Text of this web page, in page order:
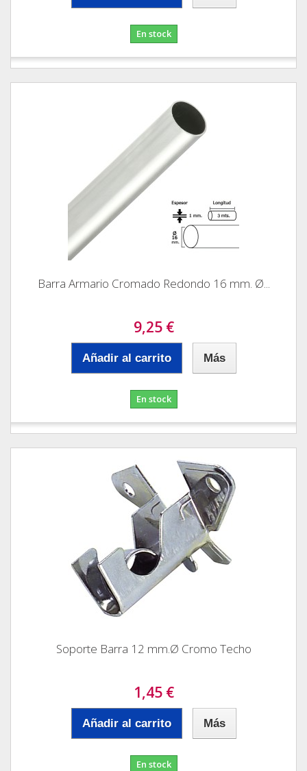
En stock
Barra Armario Cromado Redondo 16 mm. Ø...
9,25 €
Añadir al carrito Más
En stock
Soporte Barra 12 mm.Ø Cromo Techo
1,45 €
Añadir al carrito Más
En stock